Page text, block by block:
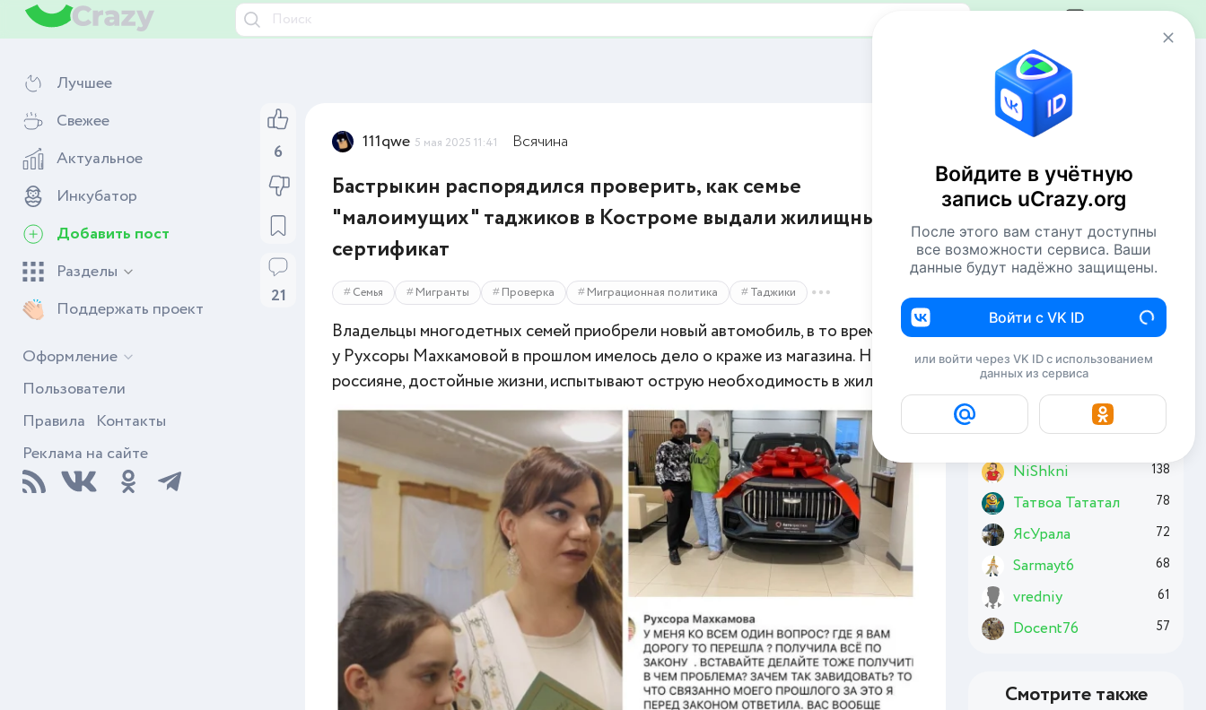
Авторизация
Лучшее
Свежее
Актуальное
Инкубатор
Добавить пост
Разделы
Поддержать проект
Оформление
Пользователи
Правила Контакты
Реклама на сайте
Сейчас онлайн
2 VIP`а
55 пользователей
913 гостей
Всего посетителей 970
Рекорд: 12737 посетителей
Установлен 22 апр 2026г. в 02:34
Комментаторы недели
Евгений114
Chuzzle 176
Basai 174
NiShkni 138
Татвоа Тататал 78
ЯсУрала 72
Sarmayt6 68
vredniy 61
Docent76 57
Смотрите также
6
21
111qwe 5 мая 2025 11:41 Всячина
Бастрыкин распорядился проверить, как семье
"малоимущих" таджиков в Костроме выдали жилищный
сертификат
Семья Мигранты Проверка Миграционная политика Таджики
Владельцы многодетных семей приобрели новый автомобиль, в то время как
у Рухсоры Махкамовой в прошлом имелось дело о краже из магазина. Новые
россияне, достойные жизни, испытывают острую необходимость в жилье.
Войдите в учётную
запись uCrazy.org
После этого вам станут доступны
все возможности сервиса. Ваши
данные будут надёжно защищены.
Войти с VK ID
или войти через VK ID с использованием
данных из сервиса